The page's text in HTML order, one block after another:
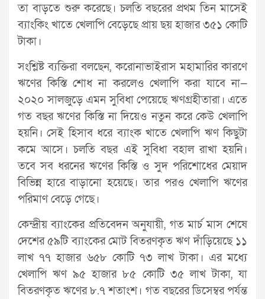
তা বাড়তে শুরু করেছে। চলতি বছরের প্রথম তিন মাসেই
ব্যাংকিং খাতে খেলাপি বেড়েছে প্রায় ছয় হাজার ৩৫১ কোটি
টাকা।
সংশ্লিষ্ট ব্যক্তিরা বলছেন, করোনাভাইরাস মহামারির কারণে
ঋণের কিস্তি শোধ না করলেও খেলাপি করা যাবে না—
২০২০ সালজুড়ে এমন সুবিধা পেয়েছে ঋণগ্রহীতারা। এতে
গত বছর ঋণের কিস্তি না দিয়েও নতুন করে কেউ খেলাপি
হয়নি। সেই হিসাব ধরে ব্যাংক খাতে খেলাপি ঋণ কিছুটা
কমে আসে। চলতি বছর এই সুবিধা বহাল রাখা হয়নি।
তবে সব ধরনের ঋণের কিস্তি ও সুদ পরিশোধের মেয়াদ
বিভিন্ন হারে বাড়ানো হয়েছে। তার পরও খেলাপি ঋণের
পরিমাণ বেড়ে গেছে।
কেন্দ্রীয় ব্যাংকের প্রতিবেদন অনুযায়ী, গত মার্চ মাস শেষে
দেশের ৫৯টি ব্যাংকের মোট বিতরণকৃত ঋণ দাঁড়িয়েছে ১১
লাখ ৭৭ হাজার ৬৫৮ কোটি ৭৩ লাখ টাকা। এর মধ্যে
খেলাপি ঋণ ৯৫ হাজার ৮৫ কোটি ৩৫ লাখ টাকা, যা
বিতরণকৃত ঋণের ৮.৭ শতাংশ। গত বছরের ডিসেম্বর পর্যন্ত